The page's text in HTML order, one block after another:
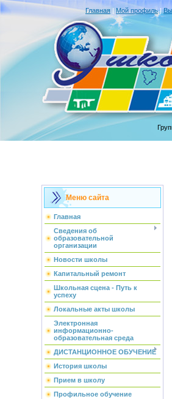
Главная | Мой профиль|
Меню сайта
Главная
Сведения об
образовательной
организации
Новости школы
Капитальный ремонт
Школьная сцена - Путь к
успеху
Локальные акты школы
Электронная
информационно-
образовательная среда
ДИСТАНЦИОННОЕ ОБУЧЕНИЕ
История школы
Прием в школу
Профильное обучение